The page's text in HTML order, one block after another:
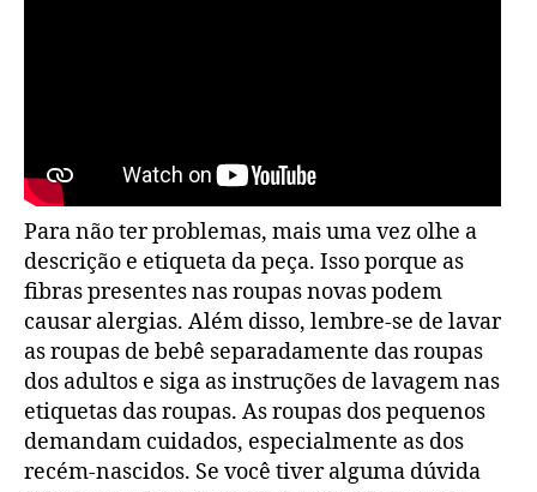
Para não ter problemas, mais uma vez olhe a
descrição e etiqueta da peça. Isso porque as
fibras presentes nas roupas novas podem
causar alergias. Além disso, lembre-se de lavar
as roupas de bebê separadamente das roupas
dos adultos e siga as instruções de lavagem nas
etiquetas das roupas. As roupas dos pequenos
demandam cuidados, especialmente as dos
recém-nascidos. Se você tiver alguma dúvida